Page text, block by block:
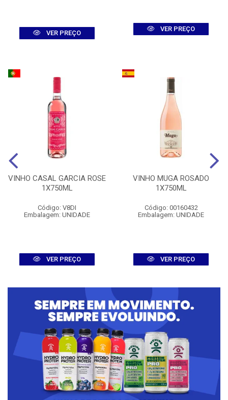
VER PREÇO
VER PREÇO
VINHO CASAL GARCIA ROSE
1X750ML
Código: V8DI
Embalagem: UNIDADE
VER PREÇO
VINHO MUGA ROSADO
1X750ML
Código: 00160432
Embalagem: UNIDADE
VER PREÇO